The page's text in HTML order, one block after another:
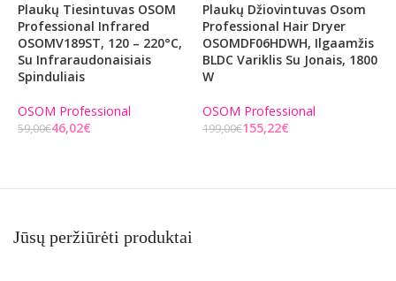
Plaukų Tiesintuvas OSOM
Professional Infrared
OSOMV189ST, 120 – 220°C,
Su Infraraudonaisiais
Spinduliais
OSOM Professional
59,00€46,02€
Plaukų Džiovintuvas Osom
Professional Hair Dryer
OSOMDF06HDWH, Ilgaamžis
BLDC Variklis Su Jonais, 1800
W
OSOM Professional
199,00€155,22€
Jūsų peržiūrėti produktai